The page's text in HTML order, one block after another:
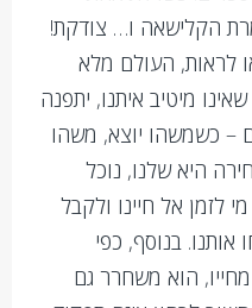
הקלישאה ו… צודקת!
לראות, העולם מלא
מיטיב איתנו, יתפנה
– כשמשהו יוצא, משהו
היא שלנו, נוכל
לזמן אל חיינו ולקבל
אותנו. בנוסף, כפי
הוא משחרר גם